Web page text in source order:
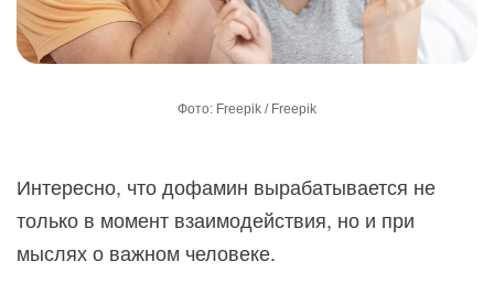
Фото: Freepik / Freepik
Интересно, что дофамин вырабатывается не
только в момент взаимодействия, но и при
мыслях о важном человеке.